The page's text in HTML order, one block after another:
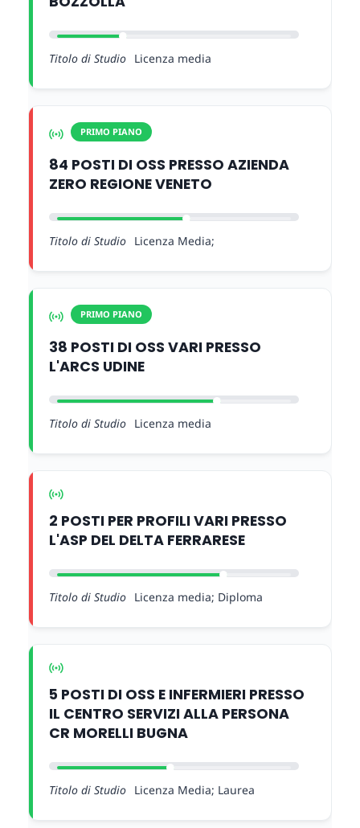
Titolo di Studio Licenza media
PRIMO PIANO
84 POSTI DI OSS PRESSO AZIENDA
ZERO REGIONE VENETO
Titolo di Studio Licenza Media;
PRIMO PIANO
38 POSTI DI OSS VARI PRESSO
L'ARCS UDINE
Titolo di Studio Licenza media
2 POSTI PER PROFILI VARI PRESSO
L'ASP DEL DELTA FERRARESE
Titolo di Studio Licenza media; Diploma
5 POSTI DI OSS E INFERMIERI PRESSO
IL CENTRO SERVIZI ALLA PERSONA
CR MORELLI BUGNA
Titolo di Studio Licenza Media; Laurea